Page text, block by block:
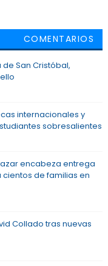
COMENTARIOS
San Cristóbal,
internacionales y
sobresalientes
encabeza entrega
de familias en
Collado tras nuevas